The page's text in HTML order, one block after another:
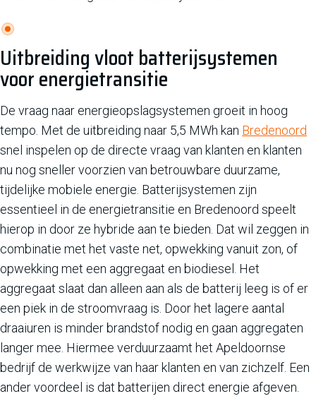
Uitbreiding vloot batterijsystemen
voor energietransitie
De vraag naar energieopslagsystemen groeit in hoog
tempo. Met de uitbreiding naar 5,5 MWh kan Bredenoord
snel inspelen op de directe vraag van klanten en klanten
nu nog sneller voorzien van betrouwbare duurzame,
tijdelijke mobiele energie. Batterijsystemen zijn
essentieel in de energietransitie en Bredenoord speelt
hierop in door ze hybride aan te bieden. Dat wil zeggen in
combinatie met het vaste net, opwekking vanuit zon, of
opwekking met een aggregaat en biodiesel. Het
aggregaat slaat dan alleen aan als de batterij leeg is of er
een piek in de stroomvraag is. Door het lagere aantal
draaiuren is minder brandstof nodig en gaan aggregaten
langer mee. Hiermee verduurzaamt het Apeldoornse
bedrijf de werkwijze van haar klanten en van zichzelf. Een
ander voordeel is dat batterijen direct energie afgeven.